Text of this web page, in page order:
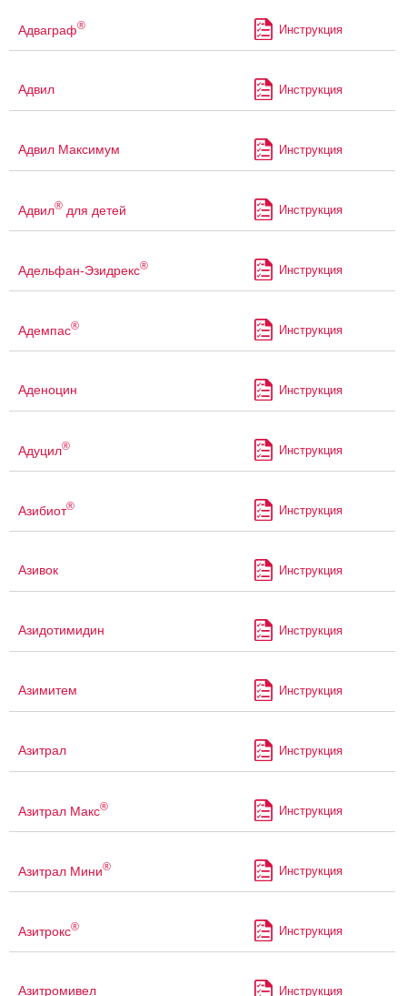
Адваграф® Инструкция
Адвил Инструкция
Адвил Максимум Инструкция
Адвил® для детей Инструкция
Адельфан-Эзидрекс® Инструкция
Адемпас® Инструкция
Аденоцин Инструкция
Адуцил® Инструкция
Азибиот® Инструкция
Азивок Инструкция
Азидотимидин Инструкция
Азимитем Инструкция
Азитрал Инструкция
Азитрал Макс® Инструкция
Азитрал Мини® Инструкция
Азитрокс® Инструкция
Азитромивел Инструкция